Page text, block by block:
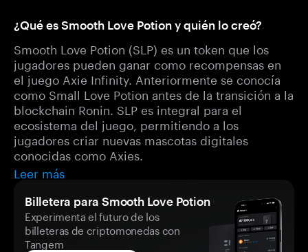
¿Qué es Smooth Love Potion y quién lo creó?
Smooth Love Potion (SLP) es un token que los
jugadores pueden ganar como recompensas en
el juego Axie Infinity. Anteriormente se conocía
como Small Love Potion antes de la transición a la
blockchain Ronin. SLP es integral para el
ecosistema del juego, permitiendo a los
jugadores criar nuevas mascotas digitales
conocidas como Axies.
Leer más
Billetera para Smooth Love Potion
Experimenta el futuro de los
billeteras de criptomonedas con
Tangem